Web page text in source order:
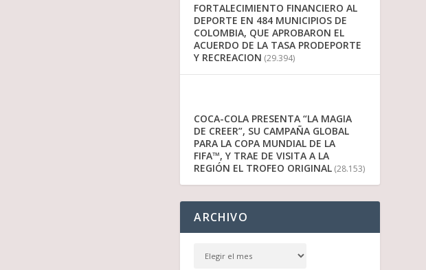
FORTALECIMIENTO FINANCIERO AL
DEPORTE EN 484 MUNICIPIOS DE
COLOMBIA, QUE APROBARON EL
ACUERDO DE LA TASA PRODEPORTE
Y RECREACION (29.394)
COCA-COLA PRESENTA “LA MAGIA
DE CREER”, SU CAMPAÑA GLOBAL
PARA LA COPA MUNDIAL DE LA
FIFA™, Y TRAE DE VISITA A LA
REGIÓN EL TROFEO ORIGINAL (28.153)
ARCHIVO